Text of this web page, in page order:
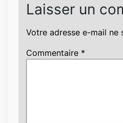
Laisser un
Votre adresse e-mail ne
Commentaire *